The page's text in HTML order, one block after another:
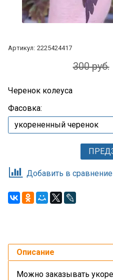
Артикул: 2225424417
300 руб.
Черенок колеуса
Фасовка:
Добавить в сравнение
Описание
Можно заказывать